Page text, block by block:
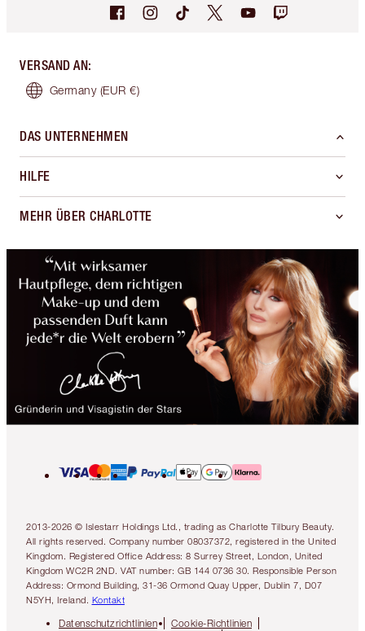
VERSAND AN:
Germany (EUR €)
DAS UNTERNEHMEN
HILFE
MEHR ÜBER CHARLOTTE
2013-2026 © Islestarr Holdings Ltd., trading as Charlotte Tilbury Beauty.
All rights reserved. Company number 08037372, registered in the United
Kingdom. Registered Office Address: 8 Surrey Street, London, United
Kingdom WC2R 2ND. VAT number: GB 144 0736 30. Responsible Person
Address: Ormond Building, 31-36 Ormond Quay Upper, Dublin 7, D07
N5YH, Ireland. Kontakt
Datenschutzrichtlinien
Cookie-Richtlinien